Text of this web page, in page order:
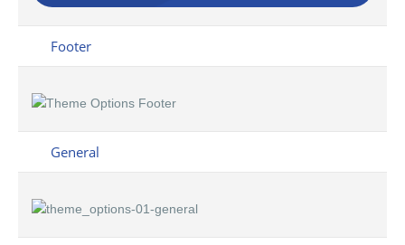
Footer
General